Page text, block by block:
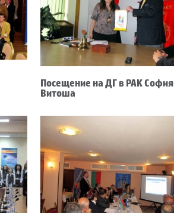
Посещение на ДГ в РАК София
Витоша